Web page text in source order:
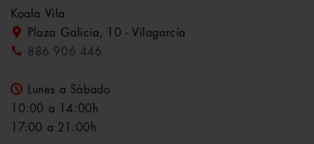
Koala Vila
Plaza Galicia, 10 - Vilagarcía
886 906 446
Lunes a Sábado
10:00 a 14:00h
17:00 a 21:00h